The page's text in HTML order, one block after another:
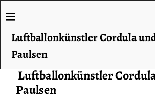
Luftballonkünstler
Paulsen
Luftballonkünstler Cordula
Paulsen